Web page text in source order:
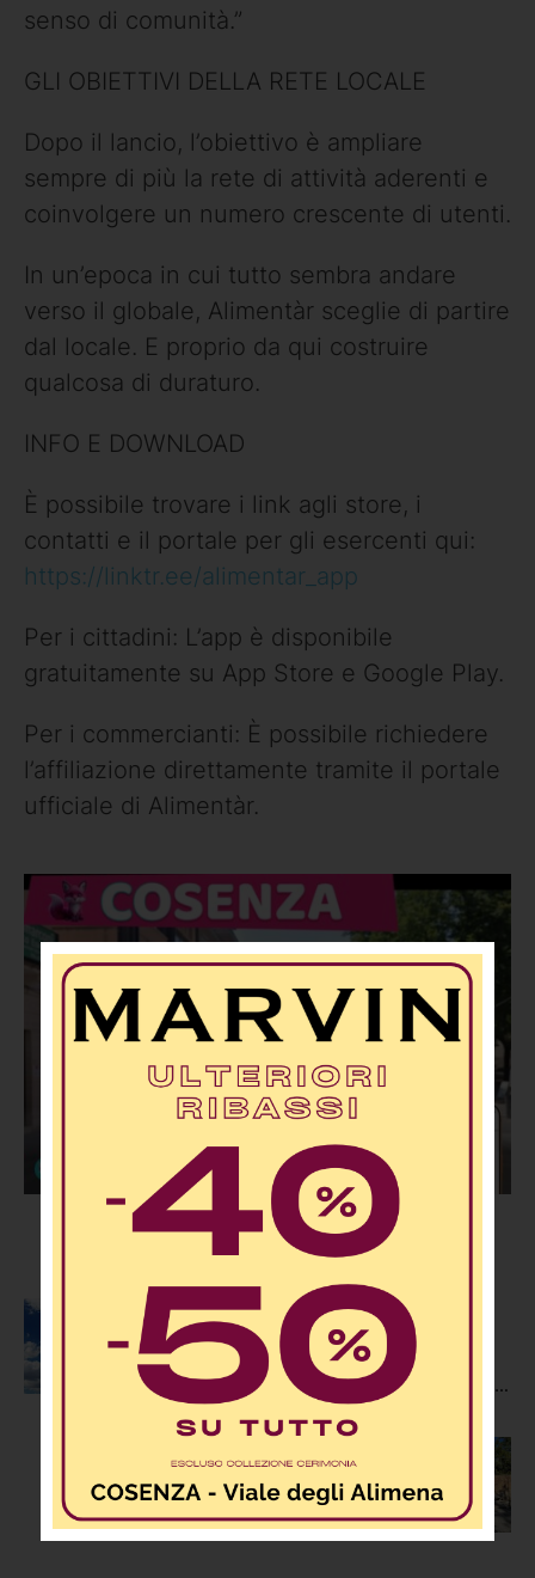
senso di comunità.”
GLI OBIETTIVI DELLA RETE LOCALE
Dopo il lancio, l’obiettivo è ampliare
sempre di più la rete di attività aderenti e
coinvolgere un numero crescente di utenti.
In un’epoca in cui tutto sembra andare
verso il globale, Alimentàr sceglie di partire
dal locale. E proprio da qui costruire
qualcosa di duraturo.
INFO E DOWNLOAD
È possibile trovare i link agli store, i
contatti e il portale per gli esercenti qui:
https://linktr.ee/alimentar_app
Per i cittadini: L’app è disponibile
gratuitamente su App Store e Google Play.
Per i commercianti: È possibile richiedere
l’affiliazione direttamente tramite il portale
ufficiale di Alimentàr.
Previous Post
Gm-eteo: “Continua l’alta
pressione ma la primavera ancora
non decolla”. Le previsioni:
Cosenza rende omaggio alla sua
voce: sabato l’inaugurazione di